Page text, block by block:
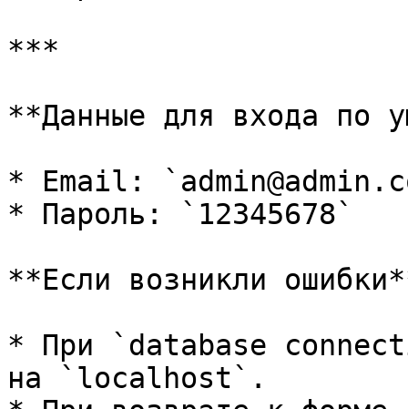
***
**Данные для входа по
* Email:
* Пароль: `12345678`
**Если возникли
* При `database
на `localhost`.